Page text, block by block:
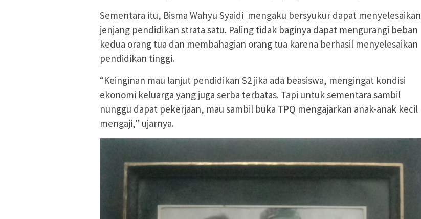
Sementara itu, Bisma Wahyu Syaidi mengaku bersyukur dapat menyelesaikan
jenjang pendidikan strata satu. Paling tidak baginya dapat mengurangi beban
kedua orang tua dan membahagian orang tua karena berhasil menyelesaikan
pendidikan tinggi.
“Keinginan mau lanjut pendidikan S2 jika ada beasiswa, mengingat kondisi
ekonomi keluarga yang juga serba terbatas. Tapi untuk sementara sambil
nunggu dapat pekerjaan, mau sambil buka TPQ mengajarkan anak-anak kecil
mengaji,” ujarnya.